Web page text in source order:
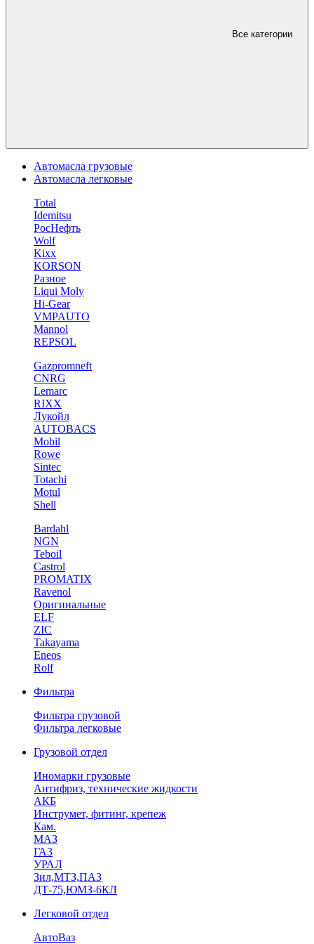
Все категории
Автомасла грузовые
Автомасла легковые
Total
Idemitsu
РосНефть
Wolf
Kixx
KORSON
Разное
Liqui Moly
Hi-Gear
VMPAUTO
Mannol
REPSOL
Gazpromneft
CNRG
Lemarc
RIXX
Лукойл
AUTOBACS
Mobil
Rowe
Sintec
Totachi
Motul
Shell
Bardahl
NGN
Teboil
Castrol
PROMATIX
Ravenol
Оригинальные
ELF
ZIC
Takayama
Eneos
Rolf
Фильтра
Фильтра грузовой
Фильтра легковые
Грузовой отдел
Иномарки грузовые
Антифриз, технические жидкости
АКБ
Инструмет, фитинг, крепеж
Кам.
МАЗ
ГА3
УРАЛ
Зил,МТЗ,ПАЗ
ДТ-75,ЮМЗ-6КЛ
Легковой отдел
АвтоВаз